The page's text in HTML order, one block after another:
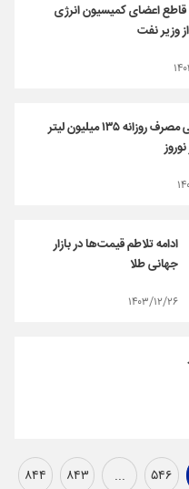
اعضای کمیسیون انرژی
وزیر نفت
۲۶
پیش‌بینی مصرف روزانه ۱۳۵ میلیون لیتر
ادامه تلاطم قیمت‌ها در بازار
جهانی طلا
۱۴۰۳/۱۲/۲۶
۵۴۶ ... ۸۴۳ ۸۴۴